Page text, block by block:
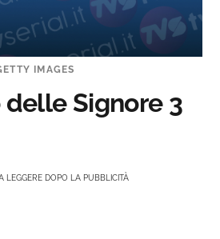
IMAGES
delle Signore 3
LEGGERE DOPO LA PUBBLICITÀ